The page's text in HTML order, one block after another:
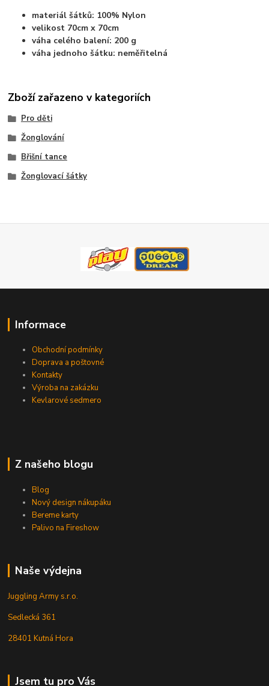
materiál šátků: 100% Nylon
velikost 70cm x 70cm
váha celého balení: 200 g
váha jednoho šátku: neměřitelná
Zboží zařazeno v kategoriích
Pro děti
Žonglování
Břišní tance
Žonglovací šátky
Informace
Obchodní podmínky
Doprava a poštovné
Kontakty
Výroba na zakázku
Kevlarové sedmero
Z našeho blogu
Blog
Nový design nákupáku
Bereme karty
Palivo na Fireshow
Naše výdejna
Juggling Army s.r.o.
Sedlecká 361
28401 Kutná Hora
Jsem tu pro Vás